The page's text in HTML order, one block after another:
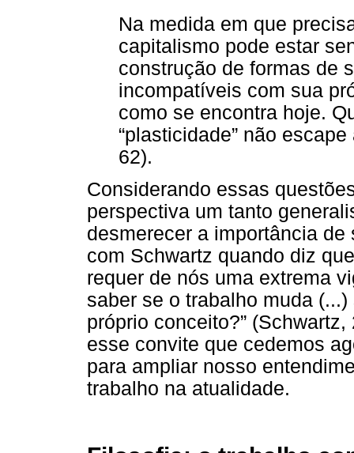
Na medida em que
capitalismo pode estar
construção de formas de
incompatíveis com sua
como se encontra hoje.
“plasticidade” não
62).
Considerando essas
perspectiva um tanto
desmerecer a importância
com Schwartz quando diz
requer de nós uma extrema
saber se o trabalho muda
próprio conceito?”
esse convite que cedemos
para ampliar nosso
trabalho na atualidade.